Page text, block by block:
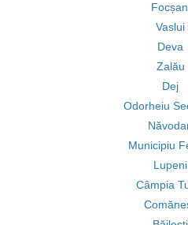
Vaslui
Deva
Zalău
Dej
Odorheiu
Municipiu
Lupeni
Câmpia